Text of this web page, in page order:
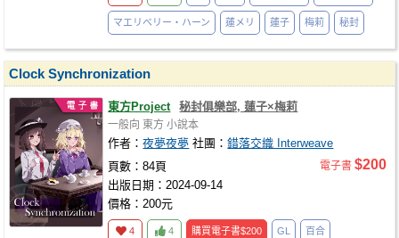
マエリベリー・ハーン 蓮メリ 蓮子 梅莉 秘封
Clock Synchronization
東方Project 秘封俱樂部, 蓮子×梅莉
一般向 東方 小說本
作者：夜夢夜夢 社團：錯落交織 Interweave
頁數：84頁
出版日期：2024-09-14
價格：200元
電子書 $200
4 4 購買電子書$200 GL 百合